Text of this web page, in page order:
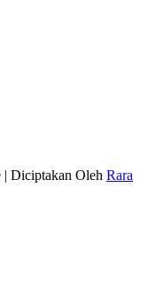
| Diciptakan Oleh Rara